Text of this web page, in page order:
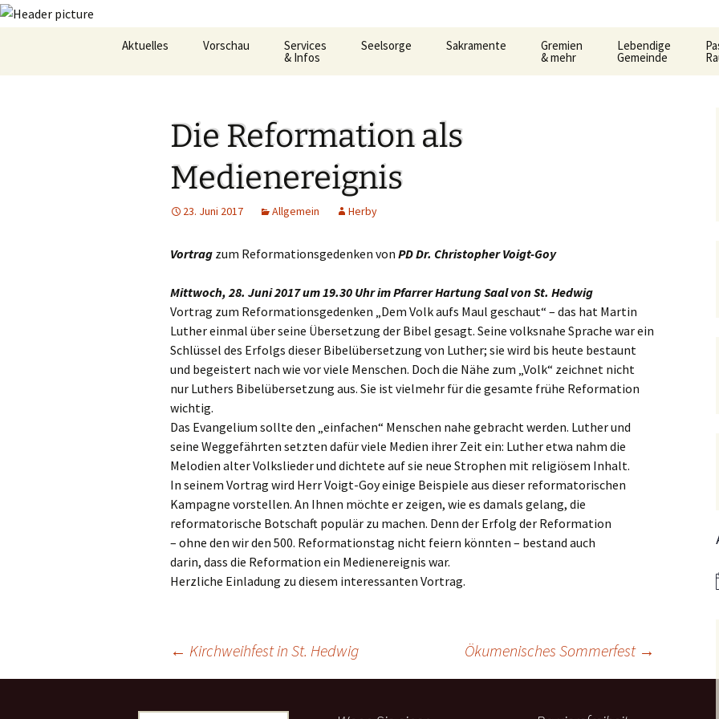
Zum
springen
Aktuelles Vorschau
Zukunftswerkstatt –
Startseite
Services
& Infos
Gemeindeheft
St.Hildegard
Flüchtlingshilfe
Gottesdienstplan
Hygienekonzept
für das Josefshaus
L&K Pläne
Lesung & Evangelium
Links Hedwigsforum (ext. Link)
Ev. Kirche Griesheim (ext.
Link)
St. Gallus (ext. Link)
Stadtkirche Frankfurt
(ext. Link)
Haus am Dom (ext. Link)
Link)
Oekum. Kirchentag 2021
PGR-Wahl 2019 PGR – Wahl 2015
Prävention im Bistum
Limburg
Seelsorglicher Notruf
Unsere Kirchen und
Seelsorge
Prävention im Bistum
Limburg
Seelsorglicher Notruf
Sakramente
Bußsakrament
Krankensalbung
Weihe
Trauung
Gremien
& mehr
Flüchtlingshilfe
Hedwigsforum
für das Josefshaus
Hilfenetz Nied-Griesheim
Spielkreise /
Eltern-Kind-Gruppe
Lebendige
Gemeinde
Kleinkind-
Lektoren &
Kommunionhelfer
Ministranten
Die Robusten
Seniorenarbeit
Die Reformation als
Medienereignis
23. Juni 2017 Allgemein Herby
Vortrag zum Reformationsgedenken von PD Dr. Christopher Voigt-Goy
Mittwoch, 28. Juni 2017 um 19.30 Uhr im Pfarrer Hartung Saal von St. Hedwig
Vortrag zum Reformationsgedenken „Dem Volk aufs Maul geschaut“ – das hat Martin
Luther einmal über seine Übersetzung der Bibel gesagt. Seine volksnahe Sprache war ein
Schlüssel des Erfolgs dieser Bibelübersetzung von Luther; sie wird bis heute bestaunt
und begeistert nach wie vor viele Menschen. Doch die Nähe zum „Volk“ zeichnet nicht
nur Luthers Bibelübersetzung aus. Sie ist vielmehr für die gesamte frühe Reformation
wichtig.
Das Evangelium sollte den „einfachen“ Menschen nahe gebracht werden. Luther und
seine Weggefährten setzten dafür viele Medien ihrer Zeit ein: Luther etwa nahm die
Melodien alter Volkslieder und dichtete auf sie neue Strophen mit religiösem Inhalt.
In seinem Vortrag wird Herr Voigt-Goy einige Beispiele aus dieser reformatorischen
Kampagne vorstellen. An Ihnen möchte er zeigen, wie es damals gelang, die
reformatorische Botschaft populär zu machen. Denn der Erfolg der Reformation
– ohne den wir den 500. Reformationstag nicht feiern könnten – bestand auch
darin, dass die Reformation ein Medienereignis war.
Herzliche Einladung zu diesem interessanten Vortrag.
Beitragsnavigation
← Kirchweihfest in St. Hedwig Ökumenisches Sommerfest →